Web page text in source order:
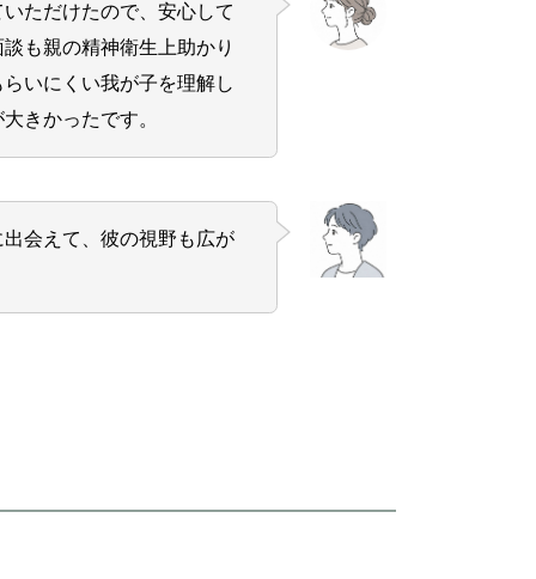
ただけたので、安心して
も親の精神衛生上助かり
いにくい我が子を理解し
きかったです。
会えて、彼の視野も広が